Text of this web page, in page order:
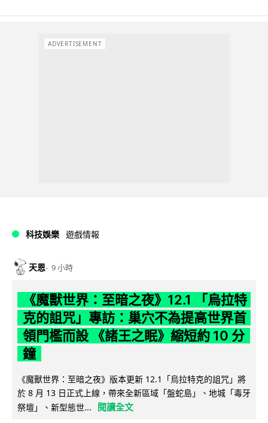
ADVERTISEMENT
科技娛樂 遊戲情報
天恩 9 小時
《魔獸世界：至暗之夜》12.1 「烏拉特
克的詛咒」專訪：巢穴不為提高世界首
領門檻而設 《諸王之眠》縮短約 10 分
鐘
《魔獸世界：至暗之夜》版本更新 12.1「烏拉特克的詛咒」將
於 8 月 13 日正式上線，帶來全新區域「盤蛇島」、地城「毒牙
祭壇」、新型態世...
閱讀全文